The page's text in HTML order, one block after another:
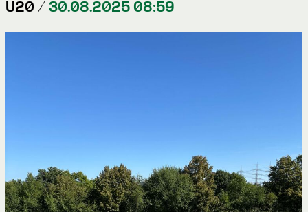
U20 / 30.08.2025 08:59